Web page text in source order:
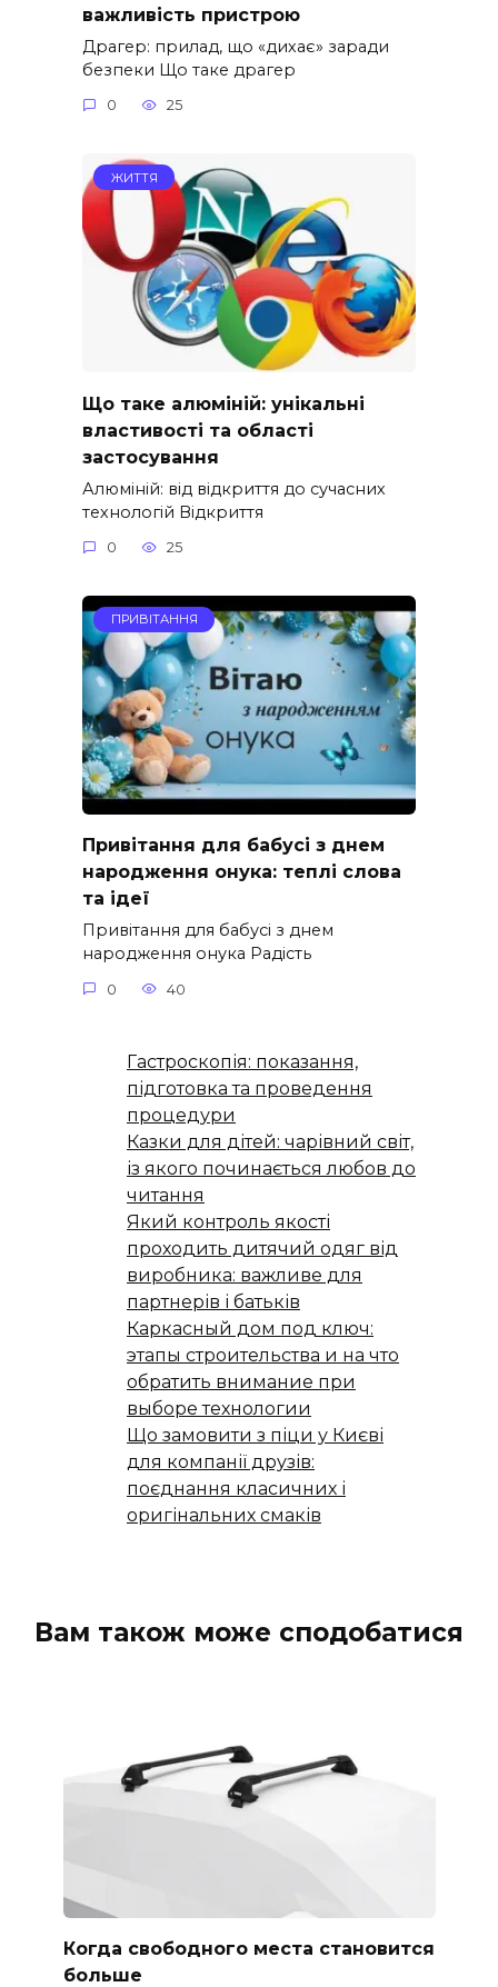
важливість пристрою
Драгер: прилад, що «дихає» заради
безпеки Що таке драгер
0 25
ЖИТТЯ
Що таке алюміній: унікальні
властивості та області
застосування
Алюміній: від відкриття до сучасних
технологій Відкриття
0 25
ПРИВІТАННЯ
Привітання для бабусі з днем
народження онука: теплі слова
та ідеї
Привітання для бабусі з днем
народження онука Радість
0 40
Гастроскопія: показання,
підготовка та проведення
процедури
Казки для дітей: чарівний світ,
із якого починається любов до
читання
Який контроль якості
проходить дитячий одяг від
виробника: важливе для
партнерів і батьків
Каркасный дом под ключ:
этапы строительства и на что
обратить внимание при
выборе технологии
Що замовити з піци у Києві
для компанії друзів:
поєднання класичних і
оригінальних смаків
Вам також може сподобатися
Когда свободного места становится
больше